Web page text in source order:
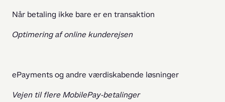
Når betaling ikke bare er en transaktion
Optimering af online kunderejsen
ePayments og andre værdiskabende løsninger
Vejen til flere MobilePay-betalinger